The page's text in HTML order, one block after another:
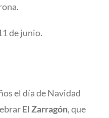
de junio.
el día de Navidad
El Zarragón, que